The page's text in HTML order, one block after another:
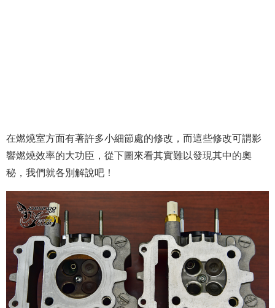
在燃燒室方面有著許多小細節處的修改，而這些修改可謂影
響燃燒效率的大功臣，從下圖來看其實難以發現其中的奧
秘，我們就各別解說吧！